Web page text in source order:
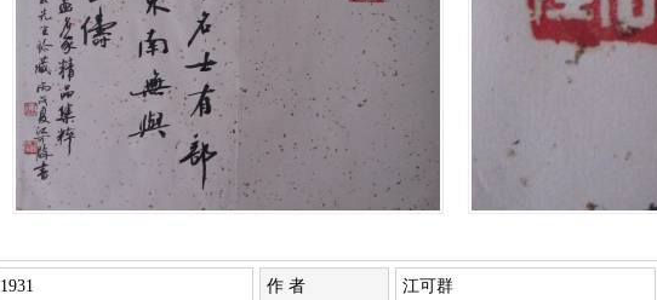
1931 作 者 江可群